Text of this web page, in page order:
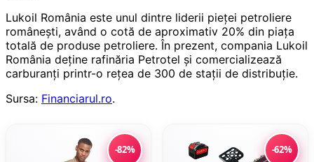
Lukoil România este unul dintre liderii pieţei petroliere
româneşti, având o cotă de aproximativ 20% din piaţa
totală de produse petroliere. În prezent, compania Lukoil
România deţine rafinăria Petrotel şi comercializează
carburanţi printr-o reţea de 300 de staţii de distribuţie.
Sursa: Financiarul.ro.
-82% -62%